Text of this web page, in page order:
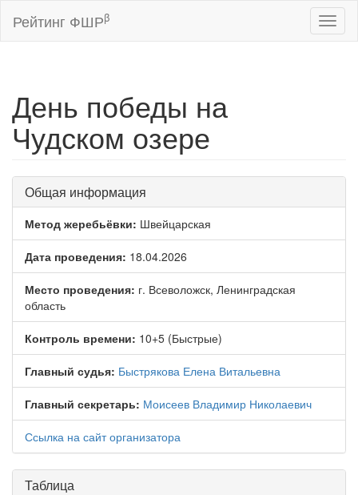
Рейтинг ФШРβ
День победы на
Чудском озере
Общая информация
Метод жеребьёвки: Швейцарская
Дата проведения: 18.04.2026
Место проведения: г. Всеволожск, Ленинградская
область
Контроль времени: 10+5 (Быстрые)
Главный судья: Быстрякова Елена Витальевна
Главный секретарь: Моисеев Владимир Николаевич
Ссылка на сайт организатора
Таблица